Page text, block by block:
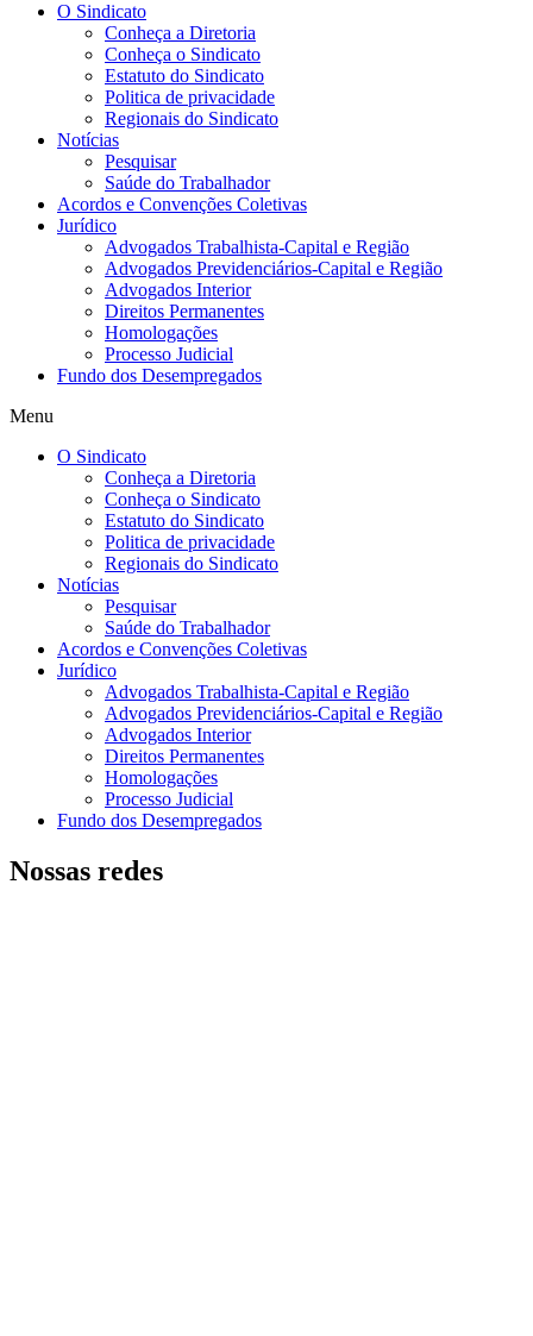
O Sindicato
Conheça a Diretoria
Conheça o Sindicato
Estatuto do Sindicato
Politica de privacidade
Regionais do Sindicato
Notícias
Pesquisar
Saúde do Trabalhador
Acordos e Convenções Coletivas
Jurídico
Advogados Trabalhista-Capital e Região
Advogados Previdenciários-Capital e Região
Advogados Interior
Direitos Permanentes
Homologações
Processo Judicial
Fundo dos Desempregados
Menu
O Sindicato
Conheça a Diretoria
Conheça o Sindicato
Estatuto do Sindicato
Politica de privacidade
Regionais do Sindicato
Notícias
Pesquisar
Saúde do Trabalhador
Acordos e Convenções Coletivas
Jurídico
Advogados Trabalhista-Capital e Região
Advogados Previdenciários-Capital e Região
Advogados Interior
Direitos Permanentes
Homologações
Processo Judicial
Fundo dos Desempregados
Nossas redes